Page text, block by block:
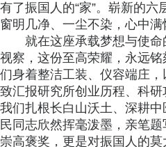
有了振国人的“家”。崭新的
窗明几净、一尘不染，心中
就在这座承载梦想与使
视察，这份至高荣耀，永远
们身着整洁工装、仪容端庄
致汇报研究所创业历程、科
我们扎根长白山沃土、深耕
民同志欣然挥毫泼墨，亲笔
崇高褒奖，更是对振国人的莫